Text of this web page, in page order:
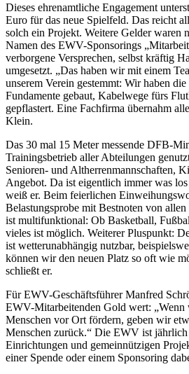
Dieses ehrenamtliche Engagement
Euro für das neue Spielfeld. Das reicht
solch ein Projekt. Weitere Gelder waren
Namen des EWV-Sponsorings
verborgene Versprechen, selbst kräftig
umgesetzt. „Das haben wir mit einem
unserem Verein gestemmt: Wir haben
Fundamente gebaut, Kabelwege fürs
gepflastert. Eine Fachfirma übernahm
Klein.
Das 30 mal 15 Meter messende DFB-
Trainingsbetrieb aller Abteilungen
Senioren- und Altherrenmannschaften,
Angebot. Da ist eigentlich immer was
weiß er. Beim feierlichen
Belastungsprobe mit Bestnoten von
ist multifunktional: Ob Basketball,
vieles ist möglich. Weiterer Pluspunkt:
ist wetterunabhängig nutzbar,
können wir den neuen Platz so oft wie
schließt er.
Für EWV-Geschäftsführer Manfred
EWV-Mitarbeitenden Gold wert: „Wenn
Menschen vor Ort fördern, geben wir
Menschen zurück.“ Die EWV ist jährlich
Einrichtungen und gemeinnützigen
einer Spende oder einem Sponsoring